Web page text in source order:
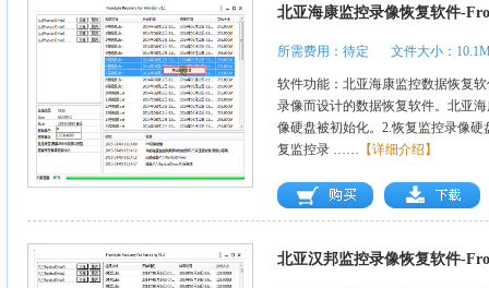
北亚海康监控录像恢复软件-
所需费用：待定 文件大小：
软件功能：北亚海康监控数据恢复
录像而设计的数据恢复软件。北亚
像硬盘被初始化。2.恢复监控录像
复监控录 …… 【详细介绍】
北亚汉邦监控录像恢复软件-